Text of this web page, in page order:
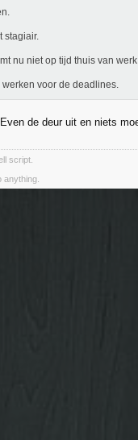
stagiair.
nu niet op tijd thuis van
voor de deadlines.
de deur uit en niets
script.
anything.